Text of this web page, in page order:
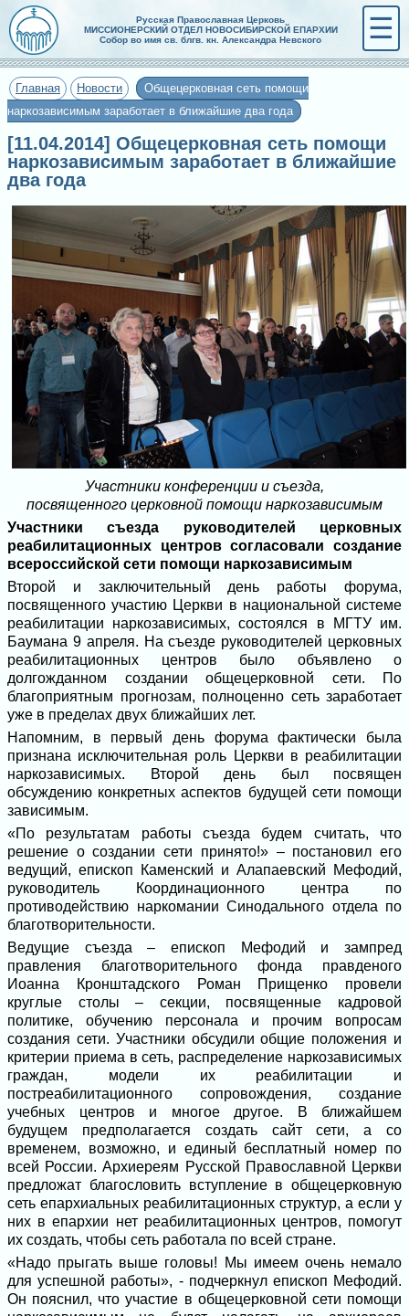
Русская Православная Церковь
МИССИОНЕРСКИЙ ОТДЕЛ НОВОСИБИРСКОЙ ЕПАРХИИ
Собор во имя св. блгв. кн. Александра Невского
☰
Главная Новости
Общецерковная сеть помощи
наркозависимым заработает в ближайшие два года
[11.04.2014] Общецерковная сеть помощи
наркозависимым заработает в ближайшие
два года
Участники конференции и съезда,
посвященного церковной помощи наркозависимым
Участники съезда руководителей церковных
реабилитационных центров согласовали создание
всероссийской сети помощи наркозависимым
Второй и заключительный день работы форума,
посвященного участию Церкви в национальной системе
реабилитации наркозависимых, состоялся в МГТУ им.
Баумана 9 апреля. На съезде руководителей церковных
реабилитационных центров было объявлено о
долгожданном создании общецерковной сети. По
благоприятным прогнозам, полноценно сеть заработает
уже в пределах двух ближайших лет.
Напомним, в первый день форума фактически была
признана исключительная роль Церкви в реабилитации
наркозависимых. Второй день был посвящен
обсуждению конкретных аспектов будущей сети помощи
зависимым.
«По результатам работы съезда будем считать, что
решение о создании сети принято!» – постановил его
ведущий, епископ Каменский и Алапаевский Мефодий,
руководитель Координационного центра по
противодействию наркомании Синодального отдела по
благотворительности.
Ведущие съезда – епископ Мефодий и зампред
правления благотворительного фонда правденого
Иоанна Кронштадского Роман Прищенко провели
круглые столы – секции, посвященные кадровой
политике, обучению персонала и прочим вопросам
создания сети. Участники обсудили общие положения и
критерии приема в сеть, распределение наркозависимых
граждан, модели их реабилитации и
постреабилитационного сопровождения, создание
учебных центров и многое другое. В ближайшем
будущем предполагается создать сайт сети, а со
временем, возможно, и единый бесплатный номер по
всей России. Архиереям Русской Православной Церкви
предложат благословить вступление в общецерковную
сеть епархиальных реабилитационных структур, а если у
них в епархии нет реабилитационных центров, помогут
их создать, чтобы сеть работала по всей стране.
«Надо прыгать выше головы! Мы имеем очень немало
для успешной работы», - подчеркнул епископ Мефодий.
Он пояснил, что участие в общецерковной сети помощи